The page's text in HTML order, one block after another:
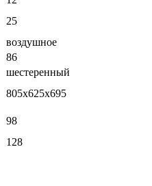
25
воздушное
86
шестеренный
805x625x695
98
128